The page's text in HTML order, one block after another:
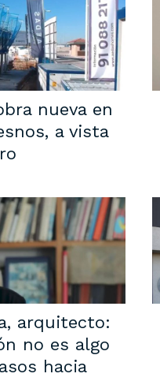
nueva en
a vista
arquitecto:
no es algo
hacia